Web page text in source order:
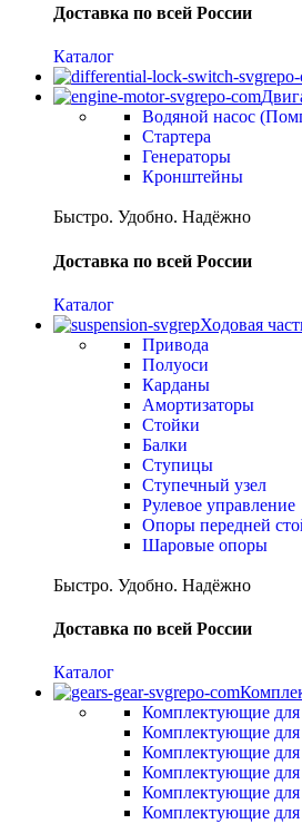
Доставка по всей России
Каталог
Водяной насос
Стартера
Генераторы
Кронштейны
Быстро. Удобно. Надёжно
Доставка по всей России
Каталог
Ходовая
Привода
Полуоси
Карданы
Амортизаторы
Стойки
Балки
Ступицы
Ступечный узел
Рулевое управление
Опоры передней
Шаровые опоры
Быстро. Удобно. Надёжно
Доставка по всей России
Каталог
Комплектующие для
Комплектующие для
Комплектующие для
Комплектующие для
Комплектующие для
Комплектующие для